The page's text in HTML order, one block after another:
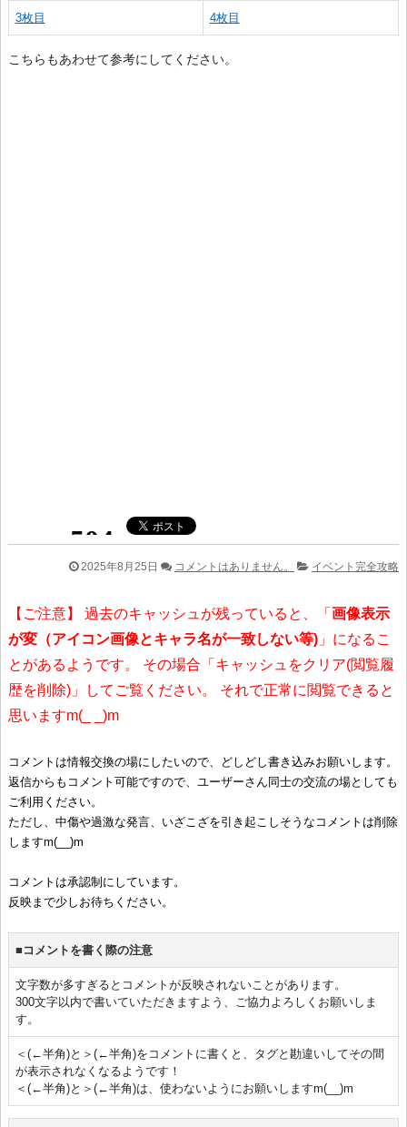
3枚目 4枚目
こちらもあわせて参考にしてください。
2025年8月25日 コメントはありません。 イベント完全攻略
【ご注意】 過去のキャッシュが残っていると、「 画像表示
が変（アイコン画像とキャラ名が一致しない等) 」になるこ
とがあるようです。 その場合「キャッシュをクリア(閲覧履
歴を削除)」してご覧ください。 それで正常に閲覧できると
思いますm(_ _)m
コメントは情報交換の場にしたいので、どしどし書き込みお願いします。
返信からもコメント可能ですので、ユーザーさん同士の交流の場としても
ご利用ください。
ただし、中傷や過激な発言、いざこざを引き起こしそうなコメントは削除
しますm(__)m
コメントは承認制にしています。
反映まで少しお待ちください。
■コメントを書く際の注意
文字数が多すぎるとコメントが反映されないことがあります。
300文字以内で書いていただきますよう、ご協力よろしくお願いしま
す。
＜(←半角)と＞(←半角)をコメントに書くと、タグと勘違いしてその間
が表示されなくなるようです！
＜(←半角)と＞(←半角)は、使わないようにお願いしますm(__)m